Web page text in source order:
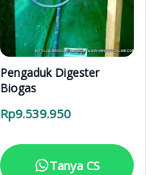
Pengaduk Digester
Biogas
Rp9.539.950
Tanya CS